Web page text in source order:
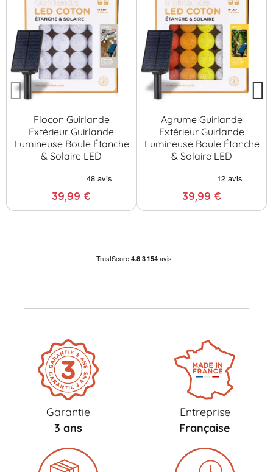
Flocon Guirlande
Extérieur Guirlande
Lumineuse Boule Étanche
& Solaire LED
39,99 €
Agrume Guirlande
Extérieur Guirlande
Lumineuse Boule Étanche
& Solaire LED
39,99 €
Garantie
3 ans
Entreprise
Française